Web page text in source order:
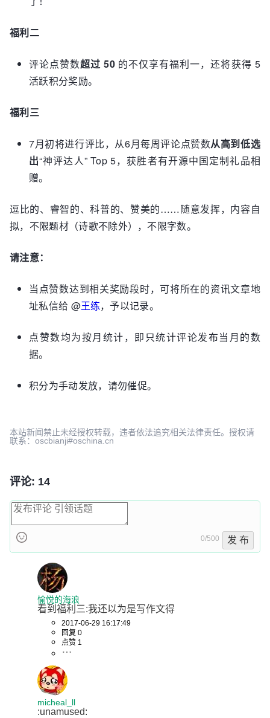
福利二
评论点赞数超过 50 的不仅享有福利一，还将获得 5
活跃积分奖励。
福利三
7月初将进行评比，从6月每周评论点赞数从高到低选
出“神评达人” Top 5，获胜者有开源中国定制礼品相
赠。
逗比的、睿智的、科普的、赞美的……随意发挥，内容自
拟，不限题材（诗歌不除外），不限字数。
请注意：
当点赞数达到相关奖励段时，可将所在的资讯文章地
址私信给 @王练，予以记录。
点赞数均为按月统计，即只统计评论发布当月的数
据。
积分为手动发放，请勿催促。
本站新闻禁止未经授权转载，违者依法追究相关法律责任。授权请
联系：oscbianji#oschina.cn
评论: 14
0/500 发 布
愉悦的海浪
看到福利三:我还以为是写作文得
2017-06-29 16:17:49
回复 0
点赞 1
micheal_ll
:unamused: